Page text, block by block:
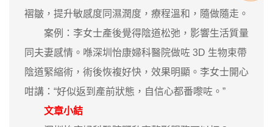
褶皺，提升敏感度同濕潤度，療程溫和，隨做隨走。
案例：李女士產後覺得陰道松弛，影響生活質量
同夫妻感情。喺深圳怡康婦科醫院做咗 3D 生物束帶
陰道緊縮術，術後恢複好快，效果明顯。李女士開心
咁講：“好似返到產前狀態，自信心都番嚟咗。”
文章小結